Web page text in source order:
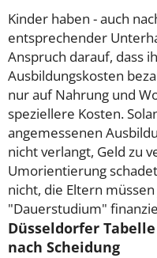
Kinder haben - auch
entsprechender
Anspruch darauf, dass
Ausbildungskosten
nur auf Nahrung und
speziellere Kosten.
angemessenen
nicht verlangt, Geld zu
Umorientierung
nicht, die Eltern
"Dauerstudium"
Düsseldorfer
nach Scheidung